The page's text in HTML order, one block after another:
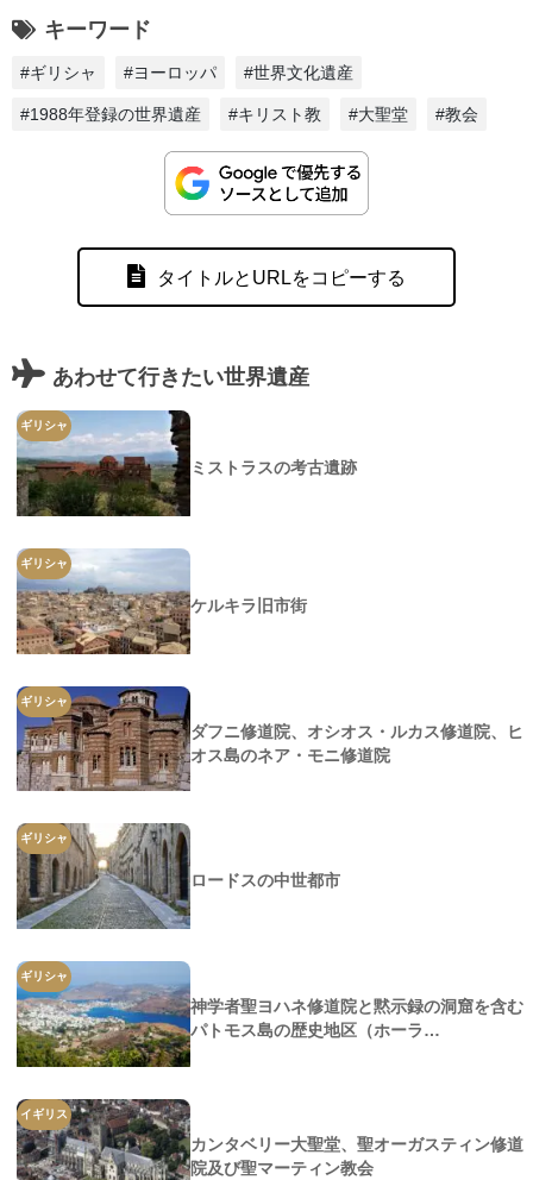
キーワード
#ギリシャ #ヨーロッパ #世界文化遺産
#1988年登録の世界遺産 #キリスト教 #大聖堂 #教会
タイトルとURLをコピーする
あわせて行きたい世界遺産
ギリシャ
ミストラスの考古遺跡
ギリシャ
ケルキラ旧市街
ギリシャ
ダフニ修道院、オシオス・ルカス修道院、ヒ
オス島のネア・モニ修道院
ギリシャ
ロードスの中世都市
ギリシャ
神学者聖ヨハネ修道院と黙示録の洞窟を含む
パトモス島の歴史地区（ホーラ…
イギリス
カンタベリー大聖堂、聖オーガスティン修道
院及び聖マーティン教会